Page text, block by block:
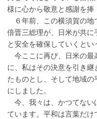
様に心から敬意と感謝を捧
６年前、この横須賀の地
倍晋三総理が、日米が共
と安全を確保していくとい
今ここに再び、日米の最
に、私はその決意を引き
たものとし、そして地域
にしました。
今、我々は、かつてない
ています。平和は言葉だ